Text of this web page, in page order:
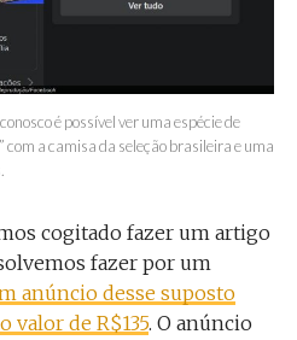
é possível ver uma espécie de
com a camisa da seleção brasileira e uma
cogitado fazer um artigo
fazer por um
anúncio desse suposto
valor de R$135. O anúncio